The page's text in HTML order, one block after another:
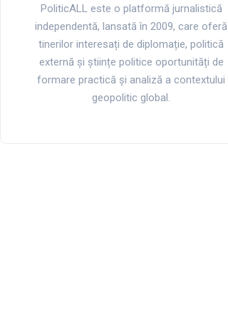
PoliticALL este o platformă jurnalistică
independentă, lansată în 2009, care oferă
tinerilor interesați de diplomație, politică
externă și științe politice oportunități de
formare practică și analiză a contextului
geopolitic global.